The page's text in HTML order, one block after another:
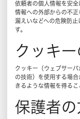
依頼者の個人情報を安
情報への外部からの不正
漏えいなどへの危険防
す。
クッキ
クッキー（ウェブサー
の技術）を使用する場
きるような情報を得るこ
保護者